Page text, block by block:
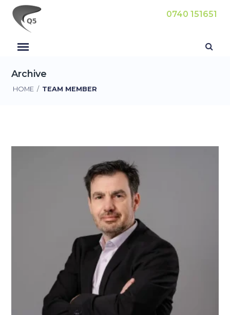
0740 151651
Archive
HOME / TEAM MEMBER